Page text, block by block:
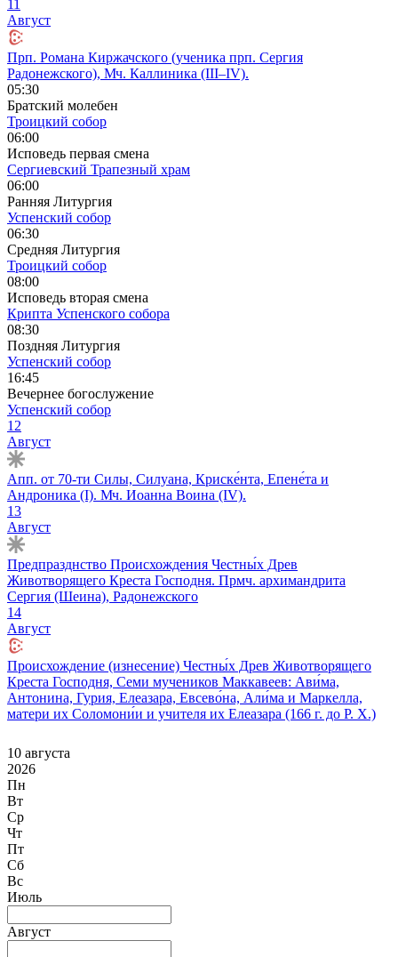
11
Август
Прп. Романа Киржачского (ученика прп. Сергия
Радонежского), Мч. Каллиника (III–IV).
05:30
Братский молебен
Троицкий собор
06:00
Исповедь первая смена
Сергиевский Трапезный храм
06:00
Ранняя Литургия
Успенский собор
06:30
Средняя Литургия
Троицкий собор
08:00
Исповедь вторая смена
Крипта Успенского собора
08:30
Поздняя Литургия
Успенский собор
16:45
Вечернее богослужение
Успенский собор
12
Август
Апп. от 70-ти Силы, Силуана, Криске́нта, Епене́та и
Андроника (I). Мч. Иоанна Воина (IV).
13
Август
Предпразднство Происхождения Честны́х Древ
Животворящего Креста Господня. Прмч. архимандрита
Сергия (Шеина), Радонежского
14
Август
Происхождение (изнесение) Честны́х Древ Животворящего
Креста Господня, Семи мучеников Маккавеев: Ави́ма,
Антонина, Гурия, Елеазара, Евсево́на, Али́ма и Маркелла,
матери их Соломони́и и учителя их Елеазара (166 г. до Р. Х.)
10 августа
2026
Пн
Вт
Ср
Чт
Пт
Сб
Вс
Июль
Август